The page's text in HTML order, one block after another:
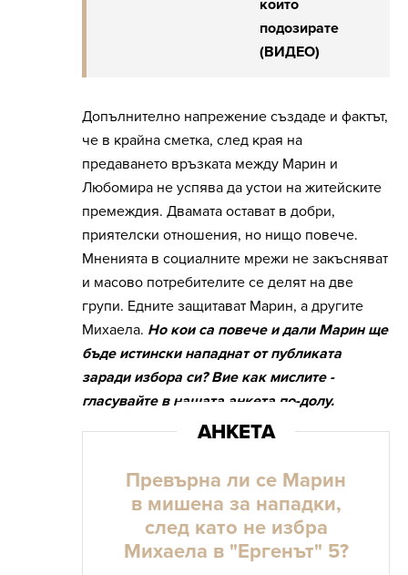
които
подозирате
(ВИДЕО)
Допълнително напрежение създаде и фактът,
че в крайна сметка, след края на
предаването връзката между Марин и
Любомира не успява да устои на житейските
премеждия. Двамата остават в добри,
приятелски отношения, но нищо повече.
Мненията в социалните мрежи не закъсняват
и масово потребителите се делят на две
групи. Едните защитават Марин, а другите
Михаела. Но кои са повече и дали Марин ще
бъде истински нападнат от публиката
заради избора си? Вие как мислите -
гласувайте в нашата анкета по-долу.
Превърна ли се Марин
в мишена за нападки,
след като не избра
Михаела в "Ергенът" 5?